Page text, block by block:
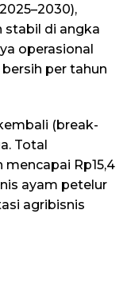
stabil di angka
operasional
per tahun
(break-
Total
Rp15,4
ayam petelur
agribisnis